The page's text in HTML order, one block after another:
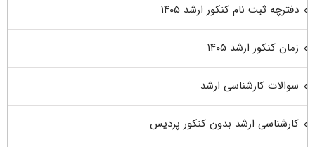
دفترچه ثبت نام کنکور ارشد ۱۴۰۵
زمان کنکور ارشد ۱۴۰۵
سوالات کارشناسی ارشد
کارشناسی ارشد بدون کنکور پردیس